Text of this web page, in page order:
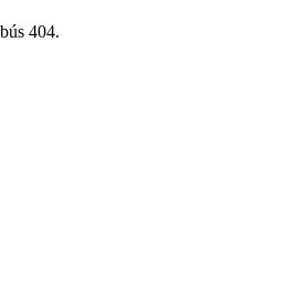
404.